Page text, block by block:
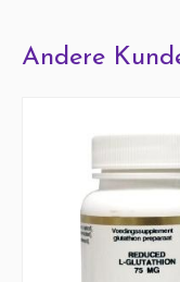
Andere